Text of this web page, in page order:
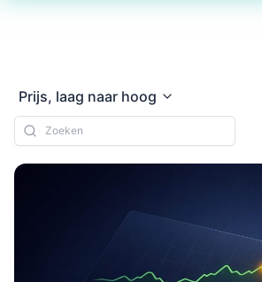
Prijs, laag naar hoog